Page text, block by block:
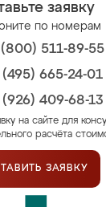
заявку
по номерам
511-89-55
665-24-01
409-68-13
на сайте для
расчёта
ЗАЯВКУ